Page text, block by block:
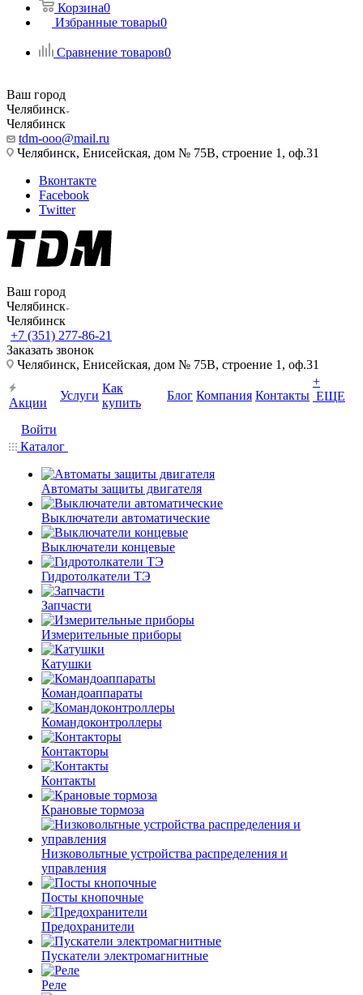
Корзина0
Избранные товары0
Сравнение товаров0
Ваш город
Челябинск
Челябинск
tdm-ooo@mail.ru
Челябинск, Енисейская, дом № 75В, строение 1, оф.31
Вконтакте
Facebook
Twitter
Ваш город
Челябинск
Челябинск
+7 (351) 277-86-21
Заказать звонок
Челябинск, Енисейская, дом № 75В, строение 1, оф.31
Акции
Услуги
Как
купить
Блог Компания Контакты
+
ЕЩЕ
Войти
Каталог
Автоматы защиты двигателя
Выключатели автоматические
Выключатели концевые
Гидротолкатели ТЭ
Запчасти
Измерительные приборы
Катушки
Командоаппараты
Командоконтроллеры
Контакторы
Контакты
Крановые тормоза
Низковольтные устройства распределения и
управления
Посты кнопочные
Предохранители
Пускатели электромагнитные
Реле